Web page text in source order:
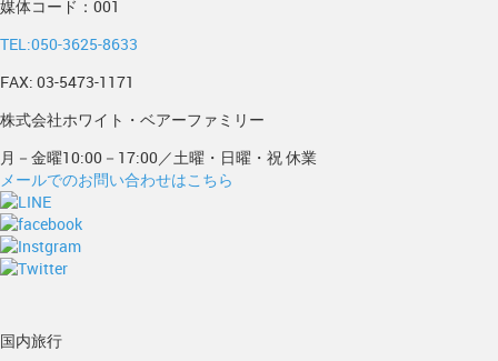
媒体コード：001
TEL:050-3625-8633
FAX: 03-5473-1171
株式会社ホワイト・ベアーファミリー
月－金曜10:00－17:00／土曜・日曜・祝 休業
メールでのお問い合わせはこちら
国内旅行